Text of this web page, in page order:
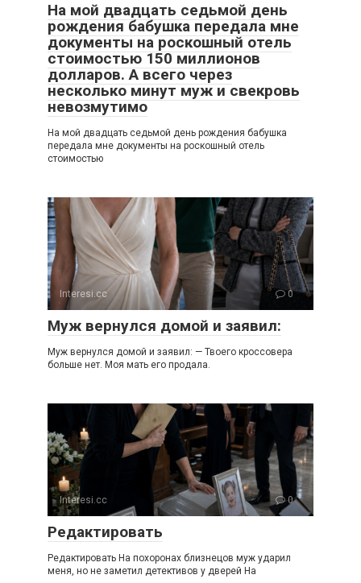
На мой двадцать седьмой день
рождения бабушка передала мне
документы на роскошный отель
стоимостью 150 миллионов
долларов. А всего через
несколько минут муж и свекровь
невозмутимо
На мой двадцать седьмой день рождения бабушка
передала мне документы на роскошный отель
стоимостью
Interesi.cc 0
Муж вернулся домой и заявил:
Муж вернулся домой и заявил: — Твоего кроссовера
больше нет. Моя мать его продала.
Interesi.cc 0
Редактировать
Редактировать На похоронах близнецов муж ударил
меня, но не заметил детективов у дверей На